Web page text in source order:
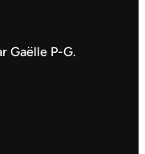
Gaëlle P-G.